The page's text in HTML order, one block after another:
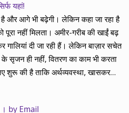
यहां!
है और आगे भी बढ़ेगी। लेकिन कहा जा रहा है
नहीं मिलता। अमीर-गरीब की खाईं बढ़
गालियां दी जा रही हैं। लेकिन बाज़ार सचेत
सृजन ही नहीं, वितरण का काम भी करता
शुरू की है ताकि अर्थव्यवस्था, खासकर
by Email